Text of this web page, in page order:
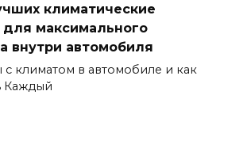
климатические
максимального
внутри автомобиля
климатом в автомобиле и как
Каждый